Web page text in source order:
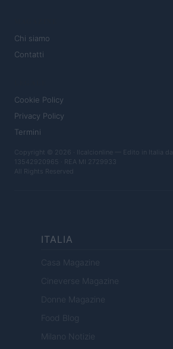
Chi siamo
Contatti
Cookie Policy
Privacy Policy
Termini
Copyright © 2026 · Ilcalcionline — Edito in Italia da
13542920965 · REA MI 2729933
All Rights Reserved
ITALIA
Casa Magazine
Cineverse Magazine
Donne Magazine
Food Blog
Milano Notizie